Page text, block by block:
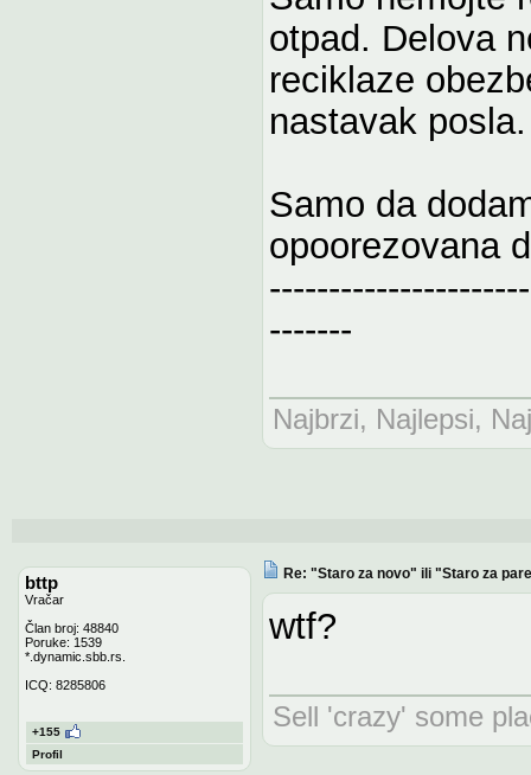
otpad. Delova
reciklaze
nastavak posla.
Samo da
opoorezovana
-------
Najbrzi, Najlepsi,
bttp
Vračar
Član broj: 48840
Poruke: 1539
*.dynamic.sbb.rs.
ICQ: 8285806
+155
Profil
Re: "Staro za novo" ili "Staro za
wtf?
Sell 'crazy' some